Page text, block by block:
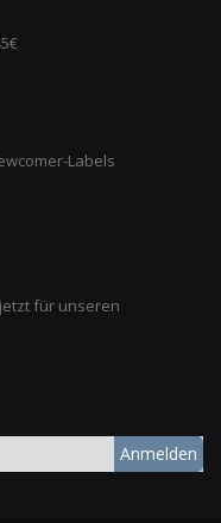
Labels
für unseren
Anmelden